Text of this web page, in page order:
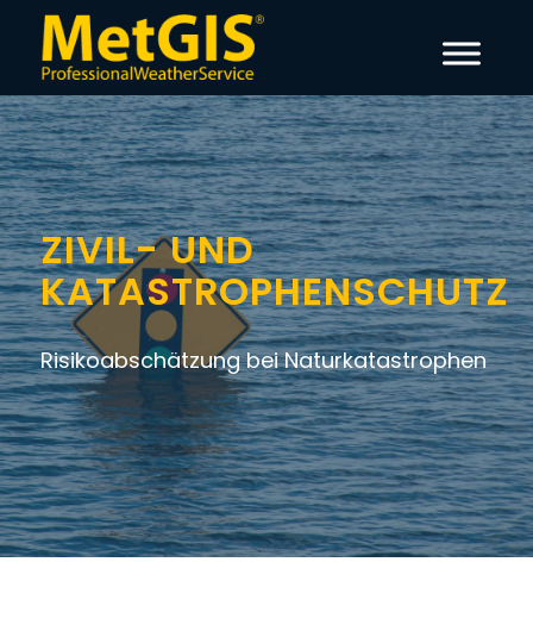
ZIVIL- UND
KATASTROPHENSCHUTZ
Risikoabschätzung bei Naturkatastrophen